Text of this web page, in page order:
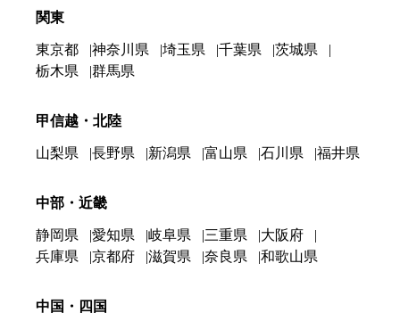
関東
東京都 神奈川県 埼玉県 千葉県
茨城県
栃木県
群馬県
甲信越・北陸
山梨県 長野県 新潟県 富山県 石川県 福井県
中部・近畿
静岡県 愛知県 岐阜県 三重県
大阪府
兵庫県
京都府 滋賀県 奈良県 和歌山県
中国・四国